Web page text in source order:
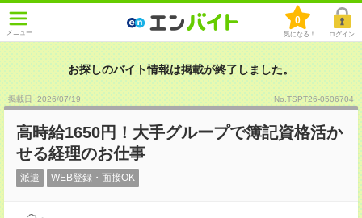
メニュー
0
気になる！ ログイン
お探しのバイト情報は掲載が終了しました。
掲載日 :2026/07/19 No.TSPT26-0506704
高時給1650円！大手グループで簿記資格活か
せる経理のお仕事
派遣 WEB登録・面接OK